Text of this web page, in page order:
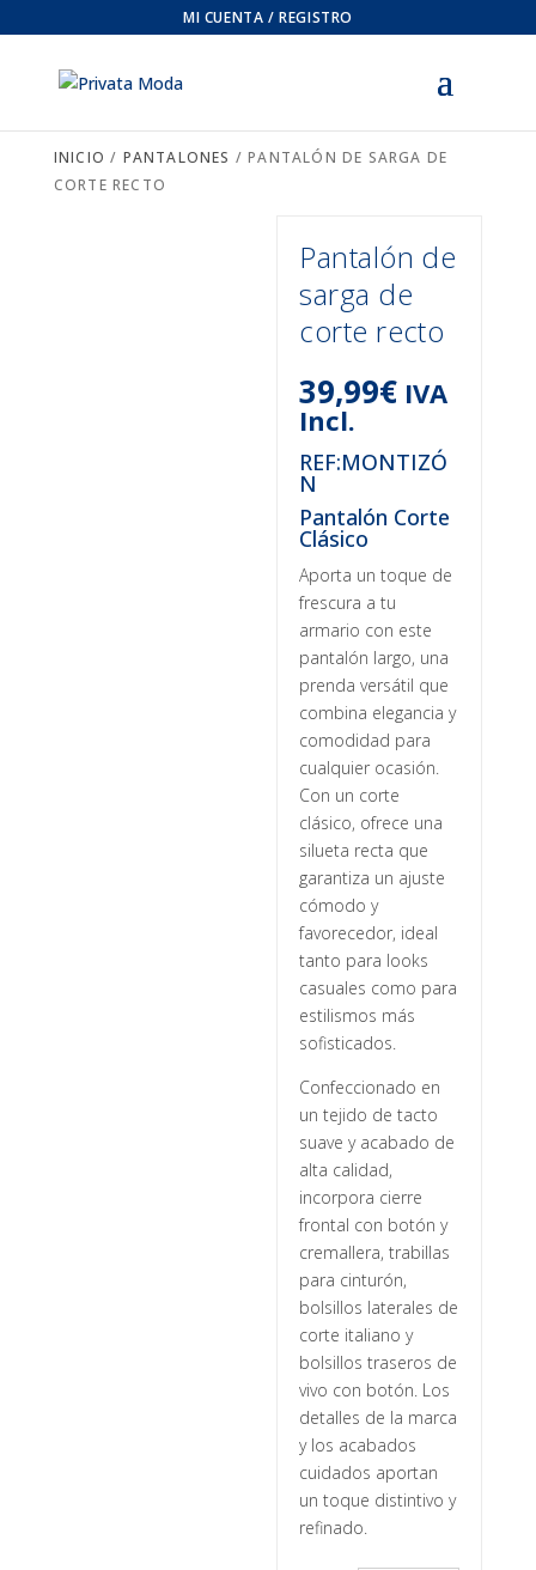
MI CUENTA / REGISTRO
INICIO / PANTALONES / PANTALÓN DE SARGA DE
CORTE RECTO
Pantalón de
sarga de
corte recto
39,99€ IVA
Incl.
REF:MONTIZÓ
N
Pantalón Corte
Clásico
Aporta un toque de
frescura a tu
armario con este
pantalón largo, una
prenda versátil que
combina elegancia y
comodidad para
cualquier ocasión.
Con un corte
clásico, ofrece una
silueta recta que
garantiza un ajuste
cómodo y
favorecedor, ideal
tanto para looks
casuales como para
estilismos más
sofisticados.
Confeccionado en
un tejido de tacto
suave y acabado de
alta calidad,
incorpora cierre
frontal con botón y
cremallera, trabillas
para cinturón,
bolsillos laterales de
corte italiano y
bolsillos traseros de
vivo con botón. Los
detalles de la marca
y los acabados
cuidados aportan
un toque distintivo y
refinado.